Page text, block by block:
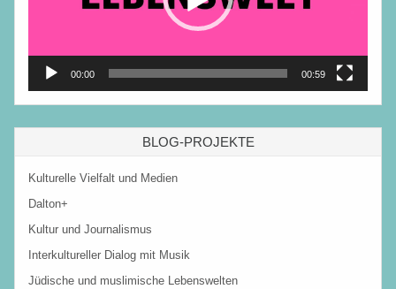
00:00 00:59
BLOG-PROJEKTE
Kulturelle Vielfalt und Medien
Dalton+
Kultur und Journalismus
Interkultureller Dialog mit Musik
Jüdische und muslimische Lebenswelten